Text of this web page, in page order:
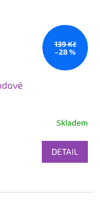
139 Kč
–28 %
Skladem
DETAIL